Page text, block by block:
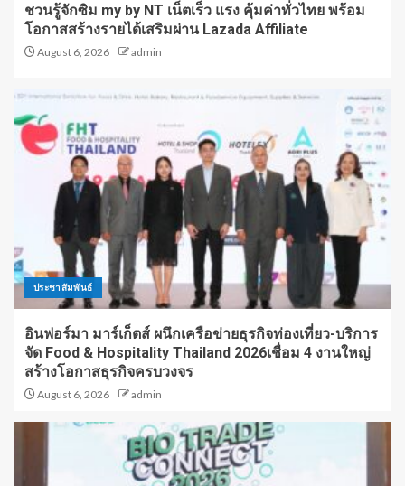
ชวนรู้จักซิม my by NT เน็ตเร็ว แรง คุ้มค่าทั่วไทย พร้อม
โอกาสสร้างรายได้เสริมผ่าน Lazada Affiliate
August 6, 2026 admin
ประชาสัมพันธ์
อินฟอร์มา มาร์เก็ตส์ ผนึกเครือข่ายธุรกิจท่องเที่ยว-บริการ
จัด Food & Hospitality Thailand 2026เชื่อม 4 งานใหญ่
สร้างโอกาสธุรกิจครบวงจร
August 6, 2026 admin